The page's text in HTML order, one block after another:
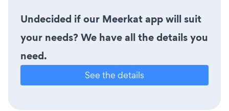
Undecided if our Meerkat app will suit
your needs? We have all the details you
need.
See the details